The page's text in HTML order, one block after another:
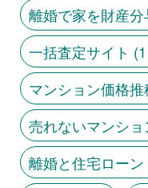
離婚で家を財産分
一括査定サイト
マンション価格推
売れないマンショ
離婚と住宅ローン